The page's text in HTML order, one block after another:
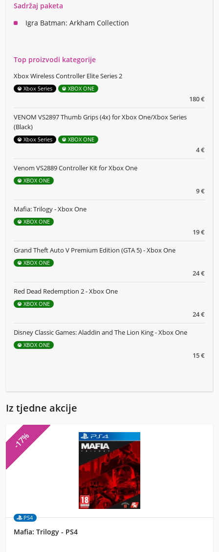
Sadržaj paketa
Igra Batman: Arkham Collection
Top proizvodi kategorije
180 €
Xbox Wireless Controller Elite Series 2
Xbox Series XBOX ONE
4 €
VENOM VS2897 Thumb Grips (4x) for Xbox One/Xbox Series
(Black)
Xbox Series XBOX ONE
9 €
Venom VS2889 Controller Kit for Xbox One
XBOX ONE
19 €
Mafia: Trilogy - Xbox One
XBOX ONE
24 €
Grand Theft Auto V Premium Edition (GTA 5) - Xbox One
XBOX ONE
24 €
Red Dead Redemption 2 - Xbox One
XBOX ONE
15 €
Disney Classic Games: Aladdin and The Lion King - Xbox One
XBOX ONE
Iz tjedne akcije
-17%
PS4
Mafia: Trilogy - PS4